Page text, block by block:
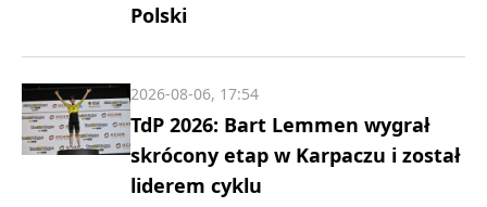
Polski
TdP 2026: Bart Lemmen wygrał
skrócony etap w Karpaczu i został
liderem cyklu
2026-08-06, 17:54